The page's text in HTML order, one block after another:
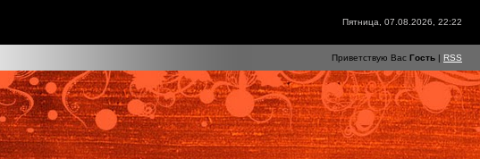
Пятница, 07.08.2026, 22:22
Приветствую Вас Гость | RSS